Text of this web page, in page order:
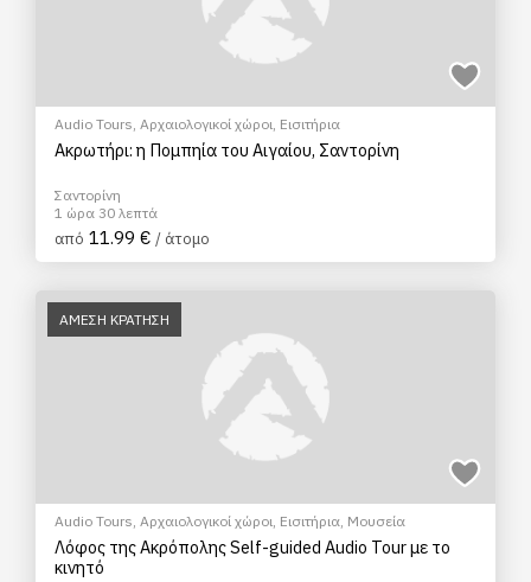
Audio Tours, Αρχαιολογικοί χώροι, Εισιτήρια
Ακρωτήρι: η Πομπηία του Αιγαίου, Σαντορίνη
Σαντορίνη
1 ώρα 30 λεπτά
από 11.99 € / άτομο
ΑΜΕΣΗ ΚΡΑΤΗΣΗ
Audio Tours, Αρχαιολογικοί χώροι, Εισιτήρια, Μουσεία
Λόφος της Ακρόπολης Self-guided Audio Tour με το
κινητό